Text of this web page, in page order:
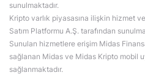
sunulmaktadır.
Kripto varlık piyasasına ilişkin hizmet
Satım Platformu A.Ş. tarafından
Sunulan hizmetlere erişim Midas
sağlanan Midas ve Midas Kripto mobil
sağlanmaktadır.